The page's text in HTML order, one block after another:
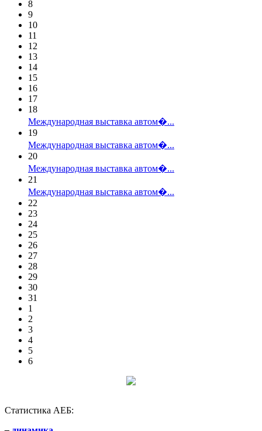
8
9
10
11
12
13
14
15
16
17
18
Международная выставка автом�...
19
Международная выставка автом�...
20
Международная выставка автом�...
21
Международная выставка автом�...
22
23
24
25
26
27
28
29
30
31
1
2
3
4
5
6
Статистика АЕБ: